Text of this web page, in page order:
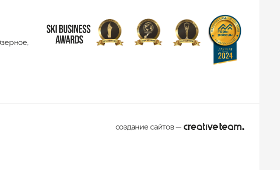
создание сайтов—